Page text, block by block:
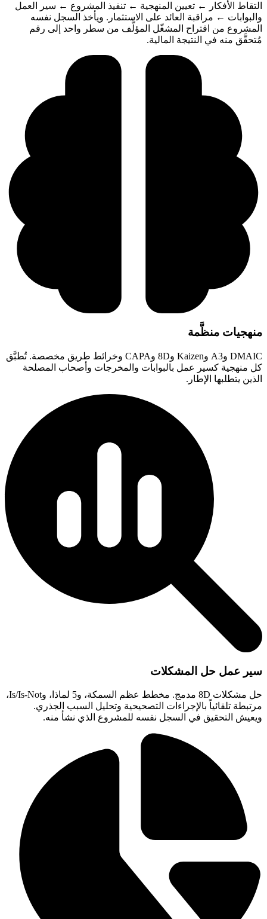
التقاط الأفكار ← تعيين المنهجية ← تنفيذ المشروع ← سير العمل
والبوابات ← مراقبة العائد على الاستثمار. ويأخذ السجل نفسه
المشروع من اقتراح المشغّل المؤلَّف من سطر واحد إلى رقم
مُتحقَّق منه في النتيجة المالية.
منهجيات منظَّمة
DMAIC وA3 وKaizen و8D وCAPA وخرائط طريق مخصصة. تُطبَّق
كل منهجية كسير عمل بالبوابات والمخرجات وأصحاب المصلحة
الذين يتطلبها الإطار.
سير عمل حل المشكلات
حل مشكلات 8D مدمج. مخطط عظم السمكة، و5 لماذا، وIs/Is-Not،
مرتبطة تلقائياً بالإجراءات التصحيحية وتحليل السبب الجذري.
ويعيش التحقيق في السجل نفسه للمشروع الذي نشأ منه.